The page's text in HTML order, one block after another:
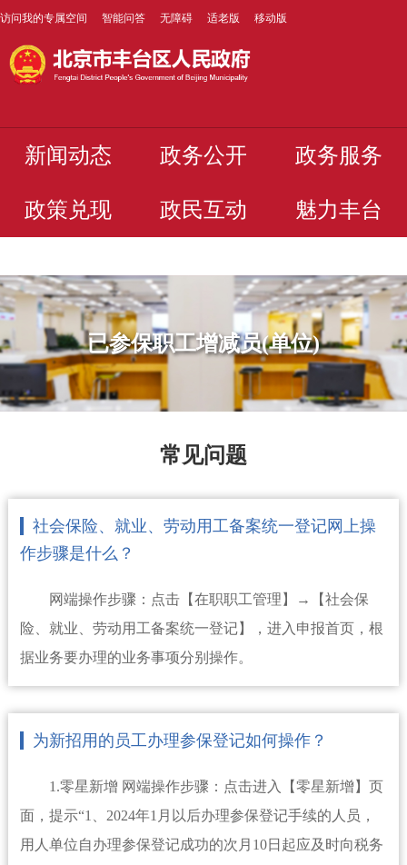
访问我的专属空间 智能问答 无障碍 适老版 移动版
新闻动态 政务公开 政务服务
政策兑现 政民互动 魅力丰台
已参保职工增减员(单位)
常见问题
社会保险、就业、劳动用工备案统一登记网上操
作步骤是什么？
网端操作步骤：点击【在职职工管理】→【社会保
险、就业、劳动用工备案统一登记】，进入申报首页，根
据业务要办理的业务事项分别操作。
为新招用的员工办理参保登记如何操作？
1.零星新增 网端操作步骤：点击进入【零星新增】页
面，提示“1、2024年1月以后办理参保登记手续的人员，
用人单位自办理参保登记成功的次月10日起应及时向税务